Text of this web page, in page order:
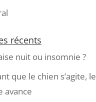
récents
nuit ou insomnie ?
que le chien s’agite, le
avance